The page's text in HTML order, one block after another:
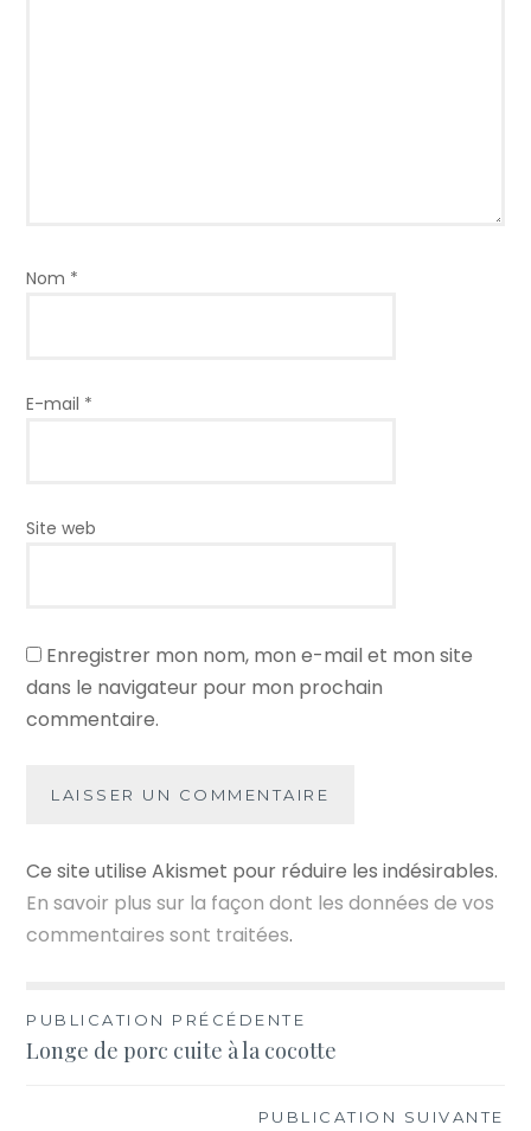
Nom *
E-mail *
Site web
Enregistrer mon nom, mon e-mail et mon site
dans le navigateur pour mon prochain
commentaire.
Ce site utilise Akismet pour réduire les indésirables.
En savoir plus sur la façon dont les données de vos
commentaires sont traitées.
Navigation
de
PUBLICATION PRÉCÉDENTE
Longe de porc cuite à la cocotte
PUBLICATION SUIVANTE